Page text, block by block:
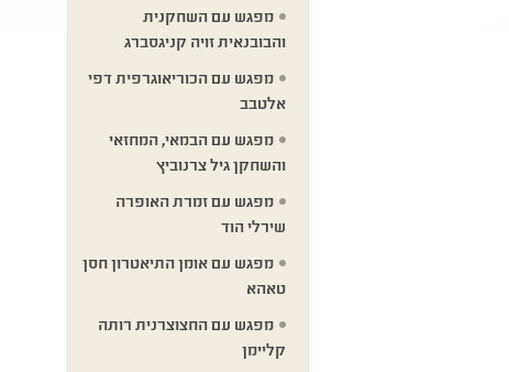
מפגש עם השחקנית
והבובנאית זויה קניגסברג
מפגש עם הכוריאוגרפית דפי
אלטבב
מפגש עם הבמאי, המחזאי
והשחקן גיל צרנוביץ
מפגש עם זמרת האופרה
שירלי הוד
מפגש עם אומן התיאטרון חסן
טאהא
מפגש עם החצוצרנית רותה
קליימן